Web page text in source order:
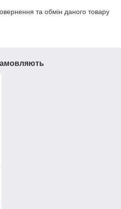
та обмін даного товару